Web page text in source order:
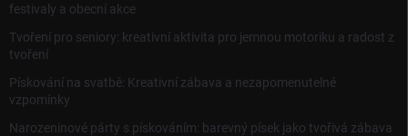
festivaly a obecní akce
Tvoření pro seniory: kreativní aktivita pro jemnou motoriku a radost z
tvoření
Pískování na svatbě: Kreativní zábava a nezapomenutelné
vzpomínky
Narozeninové párty s pískováním: barevný písek jako tvořivá zábava